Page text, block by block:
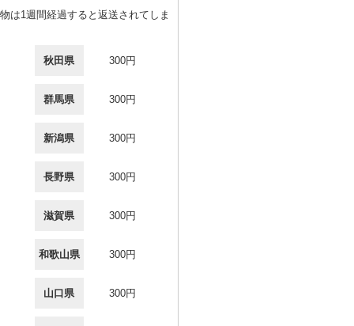
は1週間経過すると返送されてしま
秋田県 300円
群馬県 300円
新潟県 300円
長野県 300円
滋賀県 300円
和歌山県 300円
山口県 300円